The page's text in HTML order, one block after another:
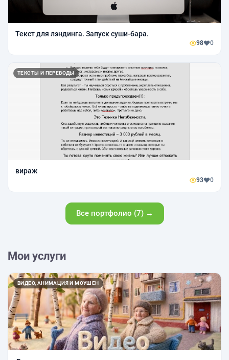
Текст для лэндинга. Запуск суши-бара.
98 0
ТЕКСТЫ И ПЕРЕВОДЫ
вираж
93 0
Все портфолио (7) →
Мои услуги
ВИДЕО, АНИМАЦИЯ И МОУШЕН